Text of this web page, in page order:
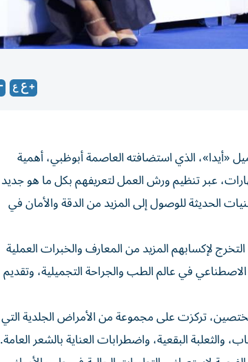
«أيدا»، الذي استضافته العاصمة أبوظبي، أهمية
عبر تنظيم ورش العمل لتعريفهم بكل ما هو جديد
الحديثة للوصول إلى المزيد من الدقة والأمان في
لإكسابهم المزيد من المعارف والخبرات العملية
في عالم الطب والجراحة التجميلية، وتقديم
تركزت على مجموعة من الأمراض الجلدية التي
البقعية، واضطرابات العناية بالشعر العامة.